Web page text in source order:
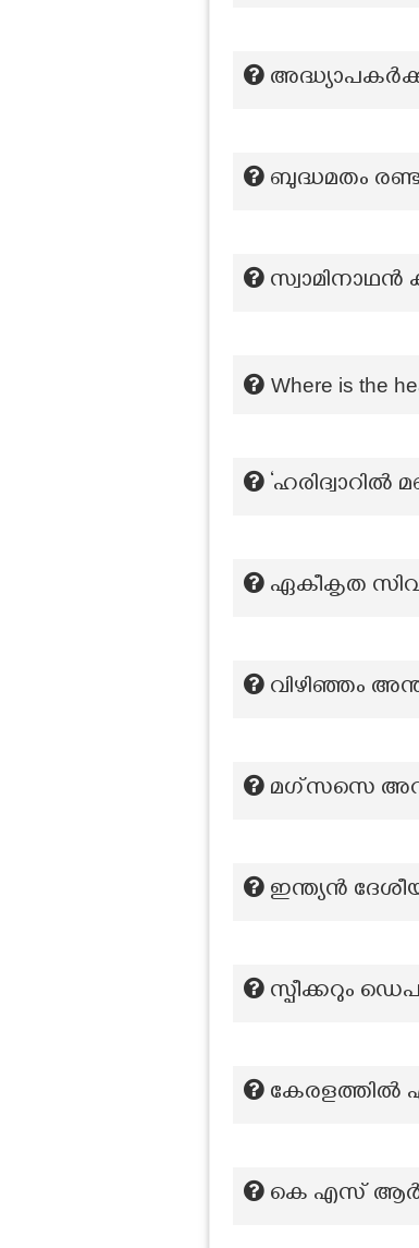
ബുദ്ധമതം
സ്വാമിനാഥൻ
Where is the
ഏകീകൃത
വിഴിഞ്ഞം
മഗ്സസെ
ഇന്ത്യൻ
സ്പീക്കറും
കേരളത്തിൽ
കെ എസ് ആർ